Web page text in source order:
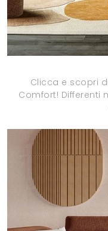
Clicca e scopri
Comfort! Differenti